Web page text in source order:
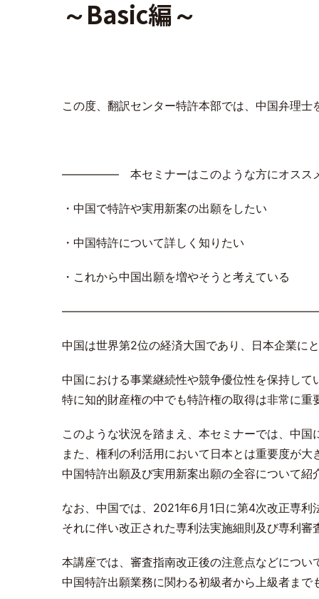
～Basic編～
この度、翻訳センター特許本部では、中国弁理
――――― 本セミナーはこのような方にオ
・中国で特許や実用新案の出願をしたい
・中国特許について詳しく知りたい
・これから中国出願を増やそうと考えている
中国は世界第2位の経済大国であり、日本企業に
中国における事業継続性や競争優位性を保持し
特に知的財産権の中でも特許権の取得は非常に重
このような状況を踏まえ、本セミナーでは、中
また、権利の利活用において日本とは重要度が
中国特許出願及び実用新案出願の全容について紹
なお、中国では、2021年6月1日に第4次改正専利
それに伴い改正された専利法実施細則及び専利
本講座では、審査指南改正後の注意点などについ
中国特許出願業務に関わる初級者から上級者ま